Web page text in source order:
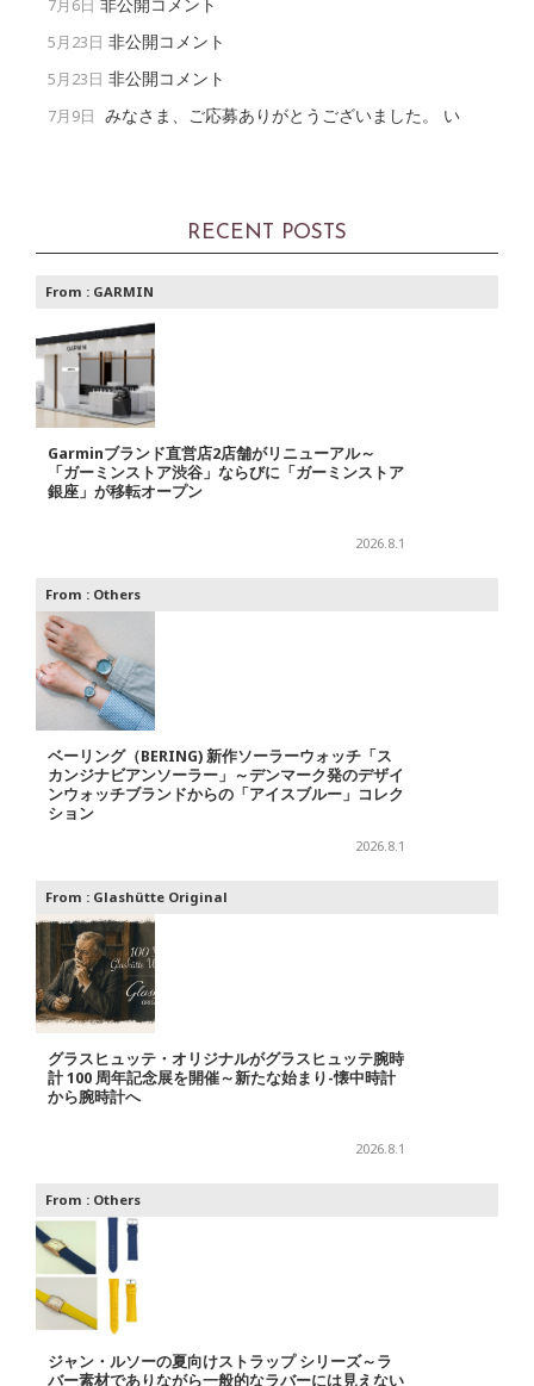
7月6日
5月23日 非公開コメント
5月23日 非公開コメント
7月9日 みなさま、ご応募ありがとうございました。 い
RECENT POSTS
From : GARMIN
Garminブランド直営店2店舗がリニューアル～
「ガーミンストア渋谷」ならびに「ガーミンストア
銀座」が移転オープン
2026.8.1
From : Others
ベーリング（BERING) 新作ソーラーウォッチ「ス
カンジナビアンソーラー」～デンマーク発のデザイ
ンウォッチブランドからの「アイスブルー」コレク
ション
2026.8.1
From : Glashütte Original
グラスヒュッテ・オリジナルがグラスヒュッテ腕時
計 100 周年記念展を開催～新たな始まり-懐中時計
から腕時計へ
2026.8.1
From : Others
ジャン・ルソーの夏向けストラップ シリーズ～ラ
バー素材でありながら一般的なラバーには見えない